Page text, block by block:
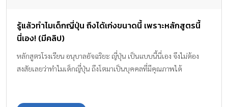
รู้แล้วทำไมเด็กญี่ปุ่น ถึงได้เก่งขนาดนี้ เพราะหลักสูตรนี้
นี่เอง! (มีคลิป)
หลักสูตรโรงเรียน อนุบาลอัจฉริยะ ญี่ปุ่น เป็นแบบนี้นี่เอง จึงไม่ต้อง
สงสัยเลยว่าทำไมเด็กญี่ปุ่น ถึงโตมาเป็นบุคคลที่มีคุณภาพได้